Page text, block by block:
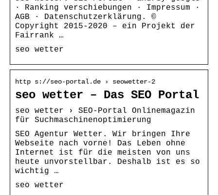
· Ranking verschiebungen · Impressum ·
AGB · Datenschutzerklärung. ©
Copyright 2015-2020 – ein Projekt der
Fairrank …
seo wetter
http s://seo-portal.de › seowetter-2
seo wetter – Das SEO Portal
seo wetter › SEO-Portal Onlinemagazin
für Suchmaschinenoptimierung
SEO Agentur Wetter. Wir bringen Ihre
Webseite nach vorne! Das Leben ohne
Internet ist für die meisten von uns
heute unvorstellbar. Deshalb ist es so
wichtig …
seo wetter